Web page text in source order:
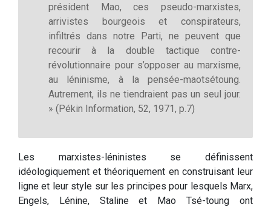
président Mao, ces pseudo-marxistes,
arrivistes bourgeois et conspirateurs,
infiltrés dans notre Parti, ne peuvent que
recourir à la double tactique contre-
révolutionnaire pour s’opposer au marxisme,
au léninisme, à la pensée-maotsétoung.
Autrement, ils ne tiendraient pas un seul jour.
» (Pékin Information, 52, 1971, p.7)
Les marxistes-léninistes se définissent
idéologiquement et théoriquement en construisant leur
ligne et leur style sur les principes pour lesquels Marx,
Engels, Lénine, Staline et Mao Tsé-toung ont